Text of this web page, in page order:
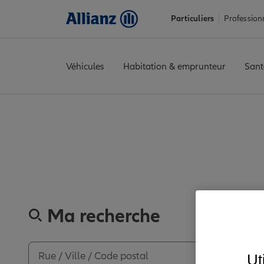
Particuliers
Véhicules Habitation & emprunteur
Ma recherche